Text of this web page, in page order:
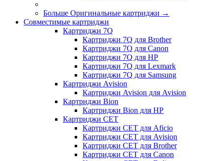
Больше Оригинальные картриджи →
Совместимые картриджи
Картриджи 7Q
Картриджи 7Q для Brother
Картриджи 7Q для Canon
Картриджи 7Q для HP
Картриджи 7Q для Lexmark
Картриджи 7Q для Samsung
Картриджи Avision
Картриджи Avision для Avision
Картриджи Bion
Картриджи Bion для HP
Картриджи CET
Картриджи CET для Aficio
Картриджи CET для Avision
Картриджи CET для Brother
Картриджи CET для Canon